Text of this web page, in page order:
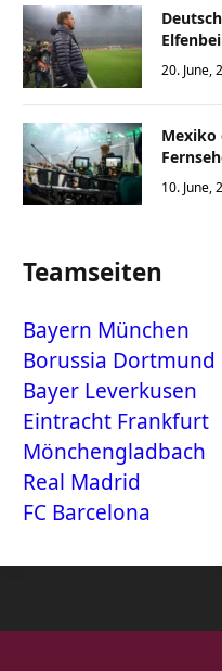
20. June,
Mexiko
10. June,
Teamseiten
Bayern München
Borussia Dortmund
Bayer Leverkusen
Eintracht Frankfurt
Mönchengladbach
Real Madrid
FC Barcelona